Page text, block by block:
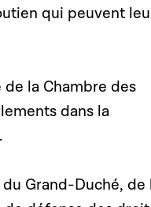
qui peuvent
la Chambre des
dans la
Grand-Duché, de